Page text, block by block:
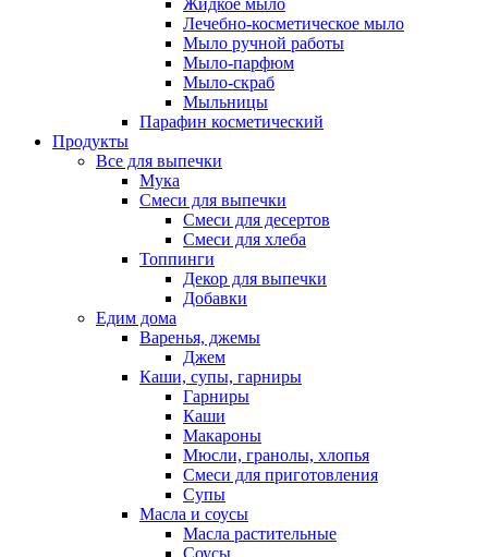
Жидкое мыло
Лечебно-косметическое мыло
Мыло ручной работы
Мыло-парфюм
Мыло-скраб
Мыльницы
Парафин косметический
Продукты
Все для выпечки
Мука
Смеси для выпечки
Смеси для десертов
Смеси для хлеба
Топпинги
Декор для выпечки
Добавки
Едим дома
Варенья, джемы
Джем
Каши, супы, гарниры
Гарниры
Каши
Макароны
Мюсли, гранолы, хлопья
Смеси для приготовления
Супы
Масла и соусы
Масла растительные
Соусы